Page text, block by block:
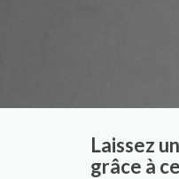
Laissez
grâce à